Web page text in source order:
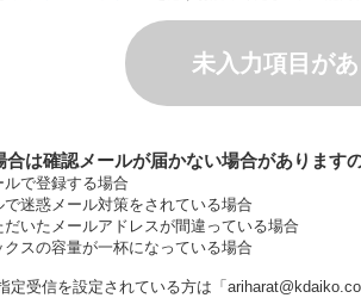
未入力項目が
は確認メールが届かない場合があります
で登録する場合
迷惑メール対策をされている場合
いたメールアドレスが間違っている場合
スの容量が一杯になっている場合
定受信を設定されている方は「